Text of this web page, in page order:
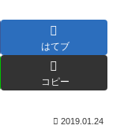
はてブ
コピー
2019.01.24